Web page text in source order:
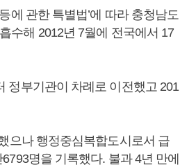
에 관한 특별법’에 따라 충청남도
수해 2012년 7월에 전국에서 17
정부기관이 차례로 이전했고 201
으나 행정중심복합도시로서 급
명을 기록했다. 불과 4년 만에